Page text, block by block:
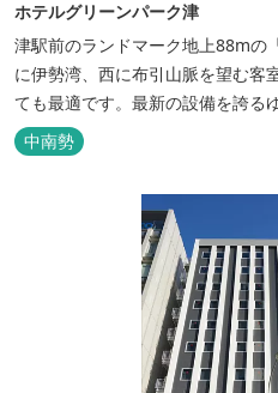
ホテルグリーンパーク津
津駅前のランドマーク地上88mの
に伊勢湾、西に布引山脈を望む客
ても最適です。最新の設備を誇る
中南勢